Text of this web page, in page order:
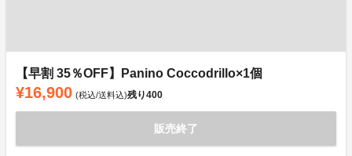
【早割 35％OFF】Panino Coccodrillo×1個
¥16,900 (税込/送料込)残り400
販売終了